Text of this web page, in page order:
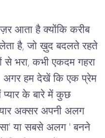
आता है क्योंकि करीब
है, जो ख़ुद बदलते रहते
भरा, कभी एकदम गहरा
हम देखें कि एक प्रेम
के बारे में कुछ
अक्सर अपनी अलग
या सबसे अलग ' बनने